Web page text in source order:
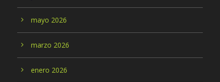
mayo 2026
marzo 2026
enero 2026